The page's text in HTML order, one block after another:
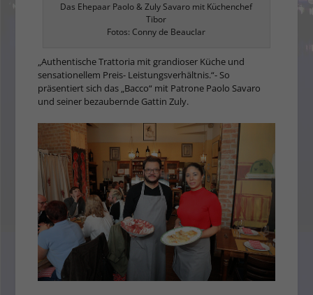
Das Ehepaar Paolo & Zuly Savaro mit Küchenchef
Tibor
Fotos: Conny de Beauclar
„Authentische Trattoria mit grandioser Küche und
sensationellem Preis- Leistungsverhältnis.“- So
präsentiert sich das „Bacco“ mit Patrone Paolo Savaro
und seiner bezaubernde Gattin Zuly.